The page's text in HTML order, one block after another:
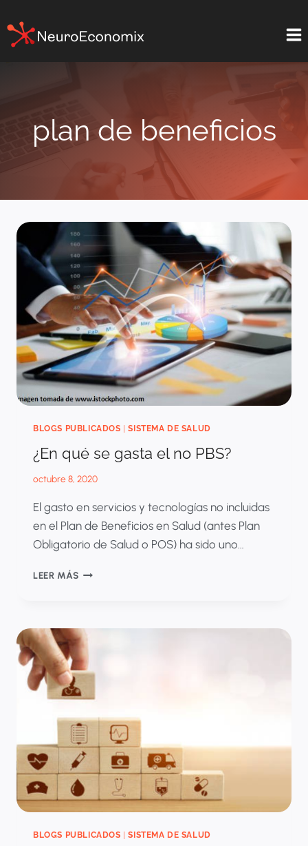
al
contenido
plan de beneficios
BLOGS PUBLICADOS |SISTEMA DE SALUD
¿En qué se gasta el no PBS?
octubre 8, 2020
El gasto en servicios y tecnologías no incluidas
en el Plan de Beneficios en Salud (antes Plan
Obligatorio de Salud o POS) ha sido uno…
LEER MÁS¿EN
EL
NO
PBS?
BLOGS PUBLICADOS |SISTEMA DE SALUD